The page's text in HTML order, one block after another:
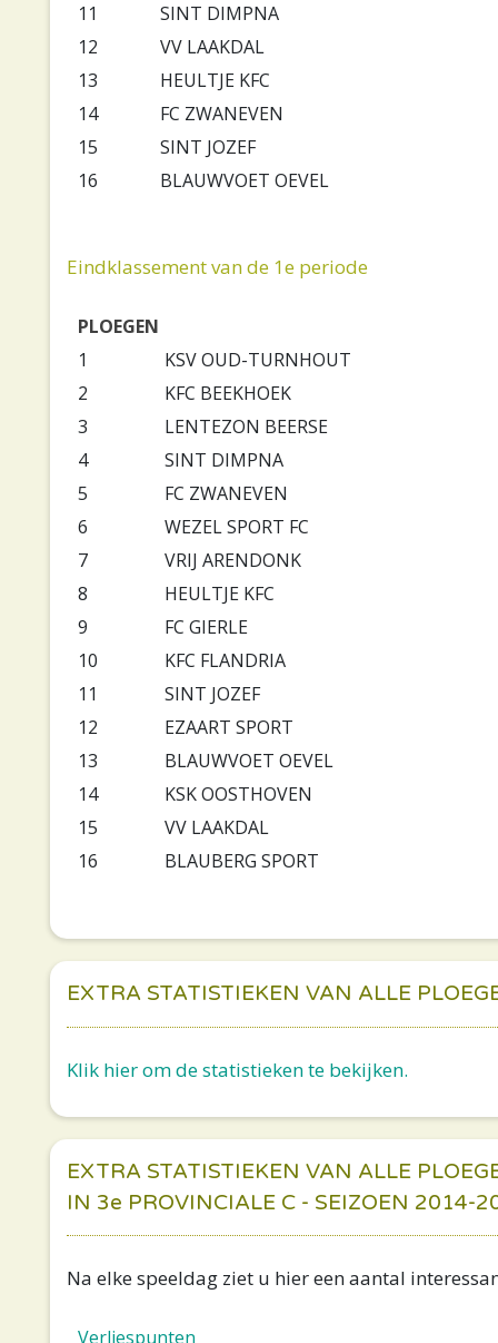
11
SINT DIMPNA
12
VV LAAKDAL
13
HEULTJE KFC
14
FC ZWANEVEN
15
SINT JOZEF
16
BLAUWVOET OEVEL
Eindklassement van de 1e periode
PLOEGEN
1
KSV OUD-TURNHOUT
2
KFC BEEKHOEK
3
LENTEZON BEERSE
4
SINT DIMPNA
5
FC ZWANEVEN
6
WEZEL SPORT FC
7
VRIJ ARENDONK
8
HEULTJE KFC
9
FC GIERLE
10
KFC FLANDRIA
11
SINT JOZEF
12
EZAART SPORT
13
BLAUWVOET OEVEL
14
KSK OOSTHOVEN
15
VV LAAKDAL
16
BLAUBERG SPORT
EXTRA STATISTIEKEN VAN ALLE
Klik hier om de statistieken te bekijken.
EXTRA STATISTIEKEN VAN ALLE
IN 3e PROVINCIALE C - SEIZOEN 2014-
Na elke speeldag ziet u hier een aantal
Verliespunten